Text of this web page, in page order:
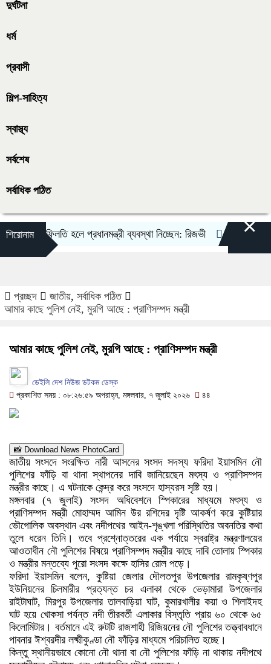
দুর্ঘটনা
ধর্ম
প্রবাসী
শিল্প-সাহিত্য
স্বাস্থ্য
সর্বশেষ
সর্বাধিক পঠিত
শিরোনাম
গাফিলতি হলে প্রধানমন্ত্রী ব্যবস্থা নিচ্ছেন: রিজভী তনু হত্যা মামলায়
×
প্রচ্ছদ জাতীয়, সর্বাধিক পঠিত
আমার কাছে পুলিশ নেই, মুরগি আছে : প্রাণিসম্পদ মন্ত্রী
আমার কাছে পুলিশ নেই, মুরগি আছে : প্রাণিসম্পদ মন্ত্রী
ডেইলি দেশ নিউজ ডটকম ডেস্ক
প্রকাশিত সময় : ০৮:২৬:৫৯ অপরাহ্ন, মঙ্গলবার, ৭ জুলাই ২০২৬
৪৪
📸 Download News PhotoCard
জাতীয় সংসদে সংরক্ষিত নারী আসনের সংসদ সদস্য ফরিদা ইয়াসমিন নৌ
পুলিশের ফাঁড়ি বা থানা স্থাপনের দাবি জানিয়েছেন মৎস্য ও প্রাণিসম্পদ
মন্ত্রীর কাছে। এ ঘটনাকে কেন্দ্র করে সংসদে হাস্যরস সৃষ্টি হয়।
মঙ্গলবার (৭ জুলাই) সংসদ অধিবেশনে স্পিকারের মাধ্যমে মৎস্য ও
প্রাণিসম্পদ মন্ত্রী মোহাম্মদ আমিন উর রশিদের দৃষ্টি আকর্ষণ করে কুষ্টিয়ার
ভৌগোলিক অবস্থান এবং নদীপথের আইন-শৃঙ্খলা পরিস্থিতির অবনতির কথা
তুলে ধরেন তিনি। তবে প্রশ্নোত্তরের এক পর্যায়ে স্বরাষ্ট্র মন্ত্রণালয়ের
আওতাধীন নৌ পুলিশের বিষয়ে প্রাণিসম্পদ মন্ত্রীর কাছে দাবি তোলায় স্পিকার
ও মন্ত্রীর মন্তব্যে পুরো সংসদ কক্ষে হাসির রোল পড়ে।
ফরিদা ইয়াসমিন বলেন, কুষ্টিয়া জেলার দৌলতপুর উপজেলার রামকৃষ্ণপুর
ইউনিয়নের চিলমারীর প্রত্যন্ত চর এলাকা থেকে ভেড়ামারা উপজেলার
রাইটাঘাট, মিরপুর উপজেলার তালবাড়িয়া ঘাট, কুমারখালীর কয়া ও শিলাইদহ
ঘাট হয়ে খোকসা পর্যন্ত নদী তীরবর্তী এলাকার বিস্তৃতি প্রায় ৬০ থেকে ৬৫
কিলোমিটার। বর্তমানে এই রুটটি রাজশাহী রিজিয়নের নৌ পুলিশের তত্ত্বাবধানে
পাবনার ঈশ্বরদীর লক্ষ্মীকুণ্ডা নৌ ফাঁড়ির মাধ্যমে পরিচালিত হচ্ছে।
কিন্তু স্থানীয়ভাবে কোনো নৌ থানা বা নৌ পুলিশের ফাঁড়ি না থাকায় নদীপথে